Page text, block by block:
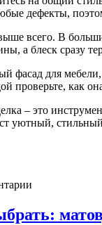
дефекты,
всего. В
а блеск сразу
фасад для
проверьте, как
– это
уютный,